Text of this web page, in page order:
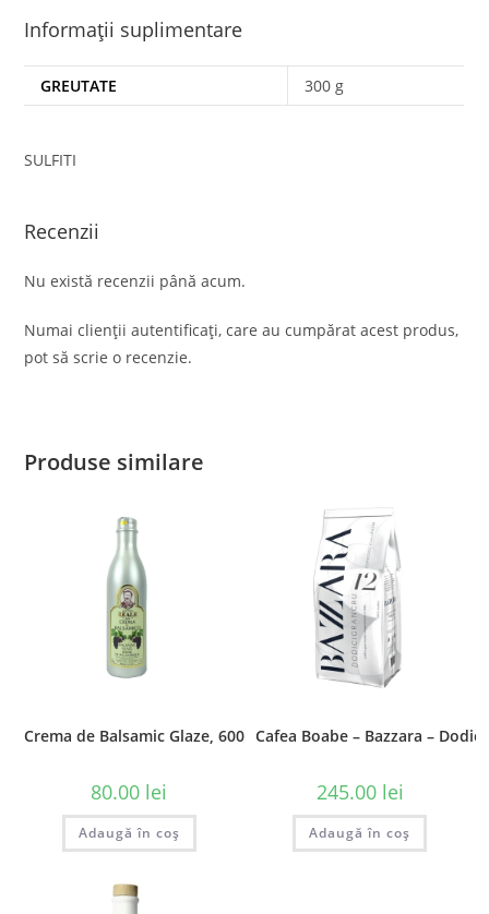
Informații suplimentare
GREUTATE 300 g
SULFITI
Recenzii
Nu există recenzii până acum.
Numai clienții autentificați, care au cumpărat acest produs,
pot să scrie o recenzie.
Produse similare
Crema de Balsamic Glaze, 600g
80.00 lei
Adaugă în coș
Cafea Boabe – Bazzara –
245.00 lei
Adaugă în coș